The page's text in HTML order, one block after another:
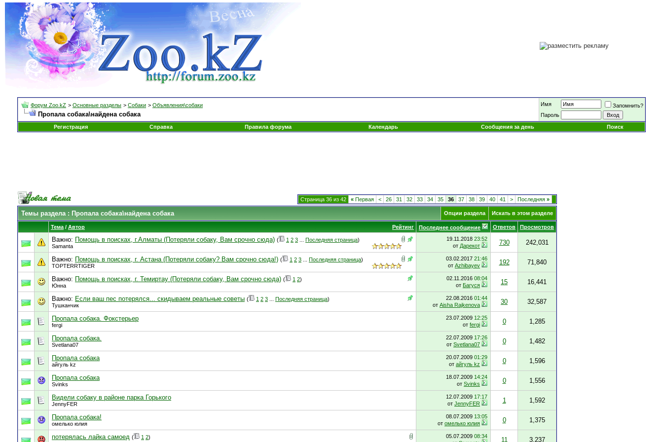
Форум Zoo.kZ > Основные разделы > Собаки > Объявления\собаки
Пропала собака\найдена собака
Имя
Запомнить?
Пароль
Регистрация
Справка Правила форума Календарь Сообщения за день Поиск
Страница 36 из 42 « Первая < 26 31 32 33 34 35 36 37 38 39 40 41 > Последняя »
Темы раздела: Пропала собака\найдена собака Опции раздела Искать в этом разделе
Рейтинг
Тема / Автор Последнее сообщение Ответов Просмотров
Важно: Помощь в поисках, г.Алматы (Потеряли собаку, Вам срочно сюда) ( 1 2 3 Последняя страница)
Samanta
19.11.2018 23:52
от Дарекот 730 242,031
Важно: Помощь в поисках, г. Астана (Потеряли собаку? Вам срочно сюда!) ( 1 2 3 Последняя страница)
TOPTERRTIGER
03.02.2017 21:46
от Azhibayev 192 71,840
Важно: Помощь в поисках, г. Темиртау (Потеряли собаку, Вам срочно сюда) ( 1 2)
Юнна
02.11.2016 08:04
от Багуся 15 16,441
Важно: Если ваш пес потерялся... скидываем реальные советы ( 1 2 3 Последняя страница)
Тушканчик
22.08.2016 01:44
от Aisha Rajkenova 30 32,587
Пропала собака. Фокстерьер
fergi
23.07.2009 12:25
от fergi 0 1,285
Пропала собака.
Svetlana07
22.07.2009 17:26
от Svetlana07 0 1,482
Пропала собака
айгуль kz
20.07.2009 01:29
от айгуль kz 0 1,596
Пропала собака
Svinks
18.07.2009 14:24
от Svinks 0 1,556
Видели собаку в районе парка Горького
JennyFER
12.07.2009 17:17
от JennyFER 1 1,592
Пропала собака!
омелько юлия
08.07.2009 13:05
от омелько юлия 0 1,375
потерялась лайка самоед ( 1 2)
05.07.2009 08:34
11 3,237